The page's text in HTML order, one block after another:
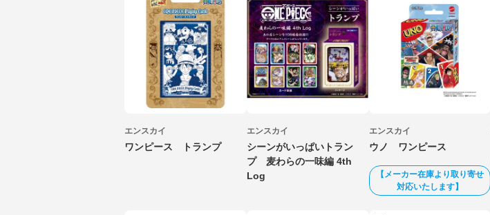
エンスカイ
ワンピース トランプ
エンスカイ
シーンがいっぱいトラン
プ 麦わらの一味編 4th
Log
エンスカイ
ウノ ワンピース
【メーカー在庫より取り寄せ
対応いたします】